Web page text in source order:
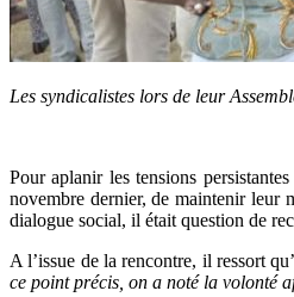
Les syndicalistes lors de leur
Pour aplanir les tensions
novembre dernier, de maintenir leur
dialogue social, il était question de
A l’issue de la rencontre, il ressort
ce point précis, on a noté la volonté